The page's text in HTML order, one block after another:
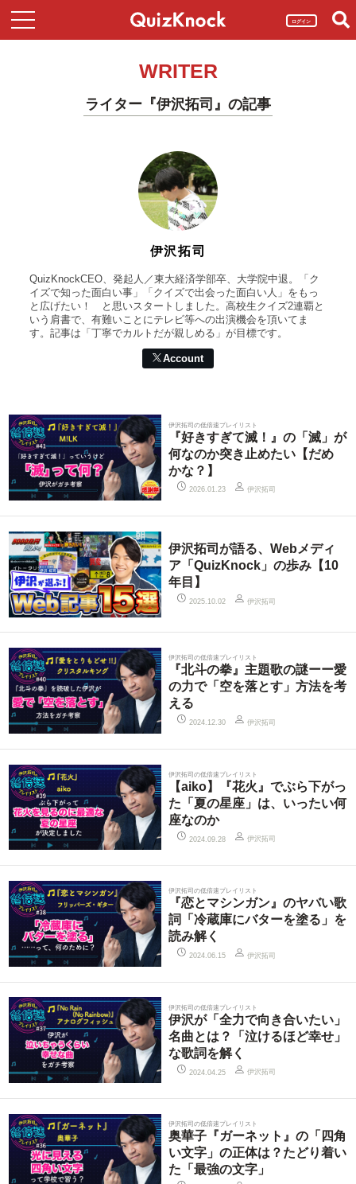
ログイン
WRITER
ライター『伊沢拓司』の記事
伊沢拓司
QuizKnockCEO、発起人／東大経済学部卒、大学院中退。「ク
イズで知った面白い事」「クイズで出会った面白い人」をもっ
と広げたい！ と思いスタートしました。高校生クイズ2連覇と
いう肩書で、有難いことにテレビ等への出演機会を頂いてま
す。記事は「丁寧でカルトだが親しめる」が目標です。
Account
伊沢拓司の低倍速プレイリスト
『好きすぎて滅！』の「滅」が
何なのか突き止めたい【だめ
かな？】
2026.01.23 伊沢拓司
伊沢拓司が語る、Webメディ
ア「QuizKnock」の歩み【10
年目】
2025.10.02 伊沢拓司
伊沢拓司の低倍速プレイリスト
『北斗の拳』主題歌の謎ーー愛
の力で「空を落とす」方法を考
える
2024.12.30 伊沢拓司
伊沢拓司の低倍速プレイリスト
【aiko】『花火』でぶら下がっ
た「夏の星座」は、いったい何
座なのか
2024.09.28 伊沢拓司
伊沢拓司の低倍速プレイリスト
『恋とマシンガン』のヤバい歌
詞「冷蔵庫にバターを塗る」を
読み解く
2024.06.15 伊沢拓司
伊沢拓司の低倍速プレイリスト
伊沢が「全力で向き合いたい」
名曲とは？「泣けるほど幸せ」
な歌詞を解く
2024.04.25 伊沢拓司
伊沢拓司の低倍速プレイリスト
奥華子『ガーネット』の「四角
い文字」の正体は？たどり着い
た「最強の文字」